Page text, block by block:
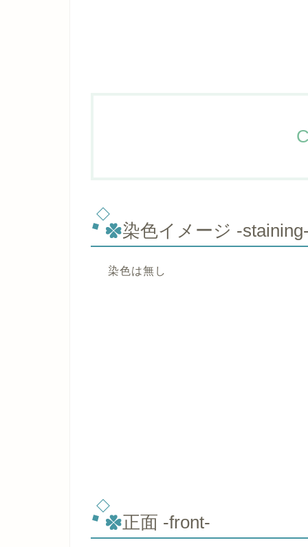
染色イメージ -
染色は無し
正面 -front-